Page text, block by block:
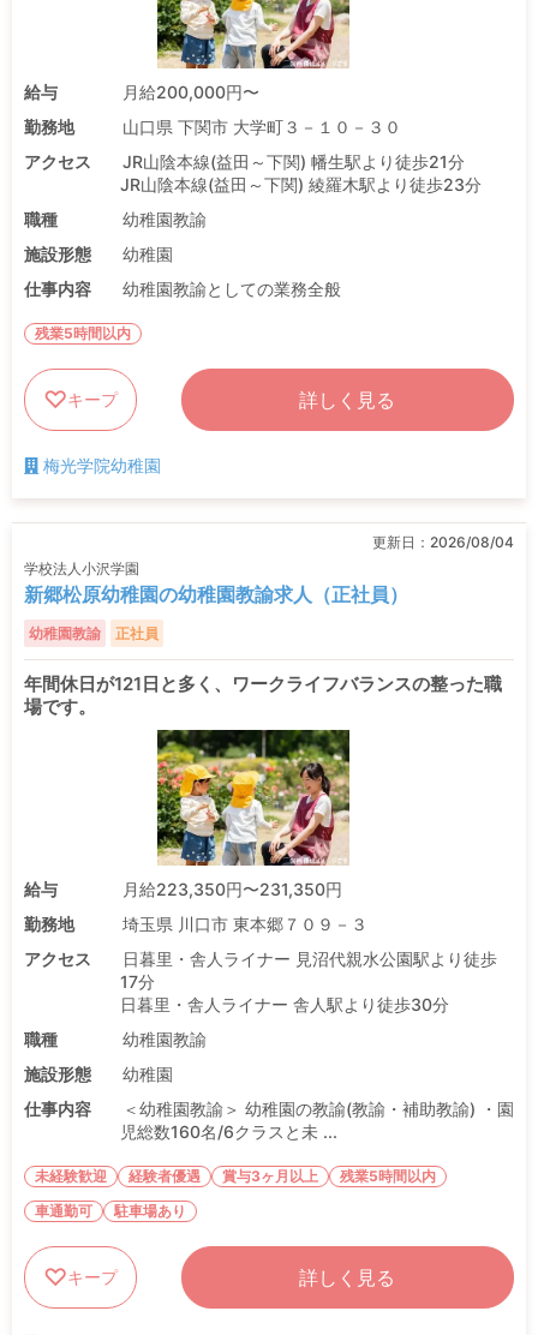
給与
月給200,000円〜
勤務地
山口県 下関市 大学町３－１０－３０
アクセス
JR山陰本線(益田～下関) 幡生駅より徒歩21分
JR山陰本線(益田～下関) 綾羅木駅より徒歩23分
職種
幼稚園教諭
施設形態
幼稚園
仕事内容
幼稚園教諭としての業務全般
残業5時間以内
キープ 詳しく見る
梅光学院幼稚園
更新日： 2026/08/04
学校法人小沢学園
新郷松原幼稚園の幼稚園教諭求人（正社員）
幼稚園教諭 正社員
年間休日が121日と多く、ワークライフバランスの整った職
場です。
給与
月給223,350円〜231,350円
勤務地
埼玉県 川口市 東本郷７０９－３
アクセス
日暮里・舎人ライナー 見沼代親水公園駅より徒歩
17分
日暮里・舎人ライナー 舎人駅より徒歩30分
職種
幼稚園教諭
施設形態
幼稚園
仕事内容
＜幼稚園教諭＞ 幼稚園の教諭(教諭・補助教諭) ・園
児総数160名/6クラスと未 ...
未経験歓迎 経験者優遇 賞与3ヶ月以上
残業5時間以内
車通勤可
駐車場あり
キープ 詳しく見る